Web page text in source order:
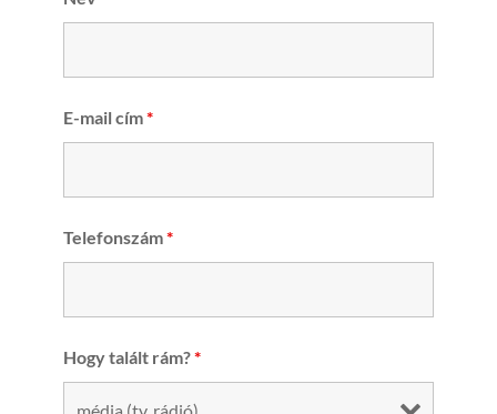
E-mail cím*
Telefonszám*
Hogy talált rám?*